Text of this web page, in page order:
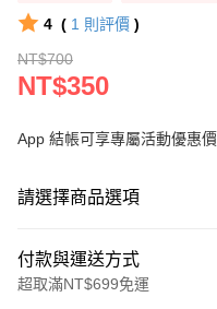
4 ( 1 則評價 )
NT$700
NT$350
App 結帳可享專屬活動優惠價
請選擇商品選項
付款與運送方式
超取滿NT$699免運